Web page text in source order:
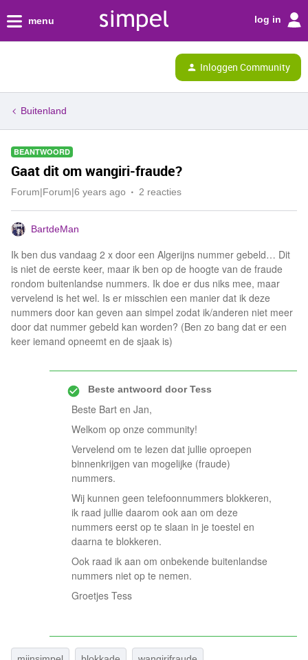
menu log in
Inloggen Community
Buitenland
BEANTWOORD
Gaat dit om wangiri-fraude?
Forum|Forum|6 years ago 2 reacties
BartdeMan
Ik ben dus vandaag 2 x door een Algerijns nummer gebeld… Dit
is niet de eerste keer, maar ik ben op de hoogte van de fraude
rondom buitenlandse nummers. Ik doe er dus niks mee, maar
vervelend is het wel. Is er misschien een manier dat ik deze
nummers door kan geven aan simpel zodat ik/anderen niet meer
door dat nummer gebeld kan worden? (Ben zo bang dat er een
keer iemand opneemt en de sjaak is)
Beste antwoord doorTess
Beste Bart en Jan,
Welkom op onze community!
Vervelend om te lezen dat jullie oproepen
binnenkrijgen van mogelijke (fraude)
nummers.
Wij kunnen geen telefoonnummers blokkeren,
ik raad jullie daarom ook aan om deze
nummers eerst op te slaan in je toestel en
daarna te blokkeren.
Ook raad ik aan om onbekende buitenlandse
nummers niet op te nemen.
Groetjes Tess